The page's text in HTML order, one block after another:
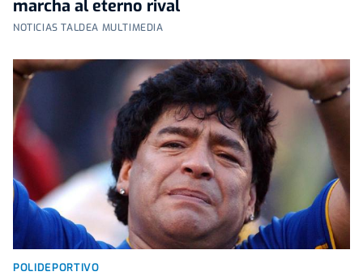
marcha al eterno rival
NOTICIAS TALDEA MULTIMEDIA
POLIDEPORTIVO